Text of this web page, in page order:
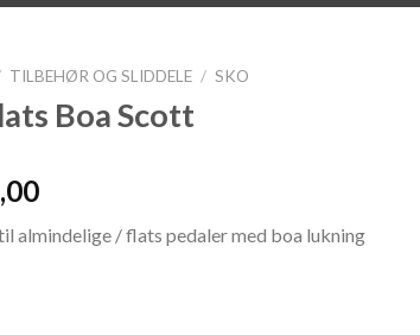
TILBEHØR OG SLIDDELE / SKO
Boa Scott
almindelige / flats pedaler med boa lukning